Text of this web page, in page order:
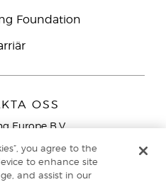
Foundation
OSS
Europe B.V.
Groningen
you agree to the
to enhance site
and assist in our